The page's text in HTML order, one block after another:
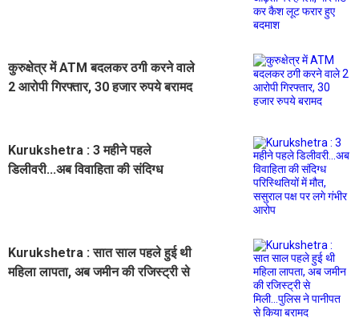
कुरुक्षेत्र में ATM बदलकर ठगी करने वाले
2 आरोपी गिरफ्तार, 30 हजार रुपये बरामद
Kurukshetra : 3 महीने पहले
डिलीवरी...अब विवाहिता की संदिग्ध
Kurukshetra : सात साल पहले हुई थी
महिला लापता, अब जमीन की रजिस्ट्री से